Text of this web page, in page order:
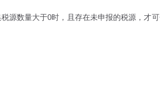
数量大于0时，且存在未申报的税源，才